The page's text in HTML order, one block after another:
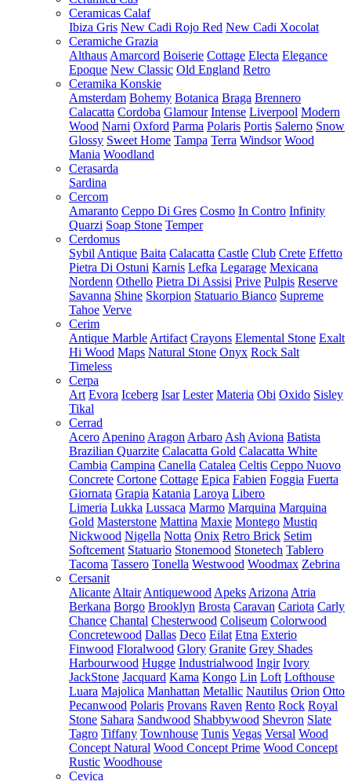
Ceramicas Calaf
Ibiza Gris New Cadi Rojo Red New Cadi Xocolat
Ceramiche Grazia
Althaus Amarcord Boiserie Cottage Electa Elegance
Epoque New Classic Old England Retro
Ceramika Konskie
Amsterdam Bohemy Botanica Braga Brennero
Calacatta Cordoba Glamour Intense Liverpool Modern
Wood Narni Oxford Parma Polaris Portis Salerno Snow
Glossy Sweet Home Tampa Terra Windsor Wood
Mania Woodland
Cerasarda
Sardina
Cercom
Amaranto Ceppo Di Gres Cosmo In Contro Infinity
Quarzi Soap Stone Temper
Cerdomus
Sybil Antique Baita Calacatta Castle Club Crete Effetto
Pietra Di Ostuni Karnis Lefka Legarage Mexicana
Nordenn Othello Pietra Di Assisi Prive Pulpis Reserve
Savanna Shine Skorpion Statuario Bianco Supreme
Tahoe Verve
Cerim
Antique Marble Artifact Crayons Elemental Stone Exalt
Hi Wood Maps Natural Stone Onyx Rock Salt
Timeless
Cerpa
Art Evora Iceberg Isar Lester Materia Obi Oxido Sisley
Tikal
Cerrad
Acero Apenino Aragon Arbaro Ash Aviona Batista
Brazilian Quarzite Calacatta Gold Calacatta White
Cambia Campina Canella Catalea Celtis Ceppo Nuovo
Concrete Cortone Cottage Epica Fabien Foggia Fuerta
Giornata Grapia Katania Laroya Libero
Limeria Lukka Lussaca Marmo Marquina Marquina
Gold Masterstone Mattina Maxie Montego Mustiq
Nickwood Nigella Notta Onix Retro Brick Setim
Softcement Statuario Stonemood Stonetech Tablero
Tacoma Tassero Tonella Westwood Woodmax Zebrina
Cersanit
Alicante Altair Antiquewood Apeks Arizona Atria
Berkana Borgo Brooklyn Brosta Caravan Cariota Carly
Chance Chantal Chesterwood Coliseum Colorwood
Concretewood Dallas Deco Eilat Etna Exterio
Finwood Floralwood Glory Granite Grey Shades
Harbourwood Hugge Industrialwood Ingir Ivory
JackStone Jacquard Kama Kongo Lin Loft Lofthouse
Luara Majolica Manhattan Metallic Nautilus Orion Otto
Pecanwood Polaris Provans Raven Rento Rock Royal
Stone Sahara Sandwood Shabbywood Shevron Slate
Tagro Tiffany Townhouse Tunis Vegas Versal Wood
Concept Natural Wood Concept Prime Wood Concept
Rustic Woodhouse
Cevica